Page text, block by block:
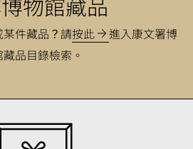
件藏品？請按此
進入康文署博
品目錄檢索。